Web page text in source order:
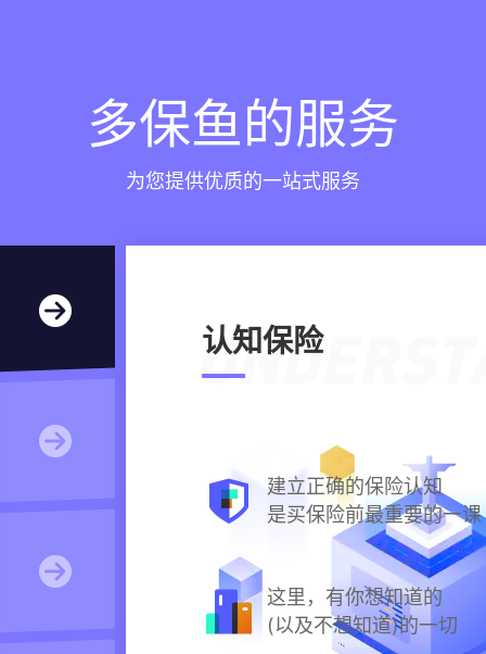
多保鱼的服务
为您提供优质的一站式服务
认知保险
建立正确的保险认知
是买保险前最重要的一课
这里，有你想知道的
(以及不想知道)的一切